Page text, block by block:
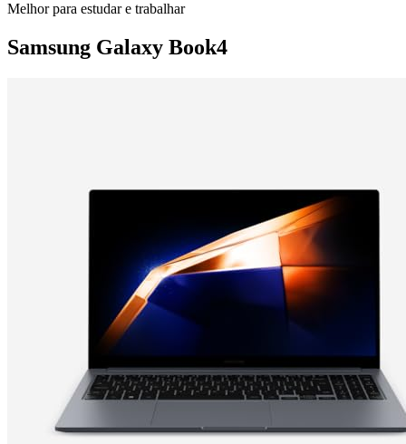
Melhor para estudar e trabalhar
Samsung Galaxy Book4